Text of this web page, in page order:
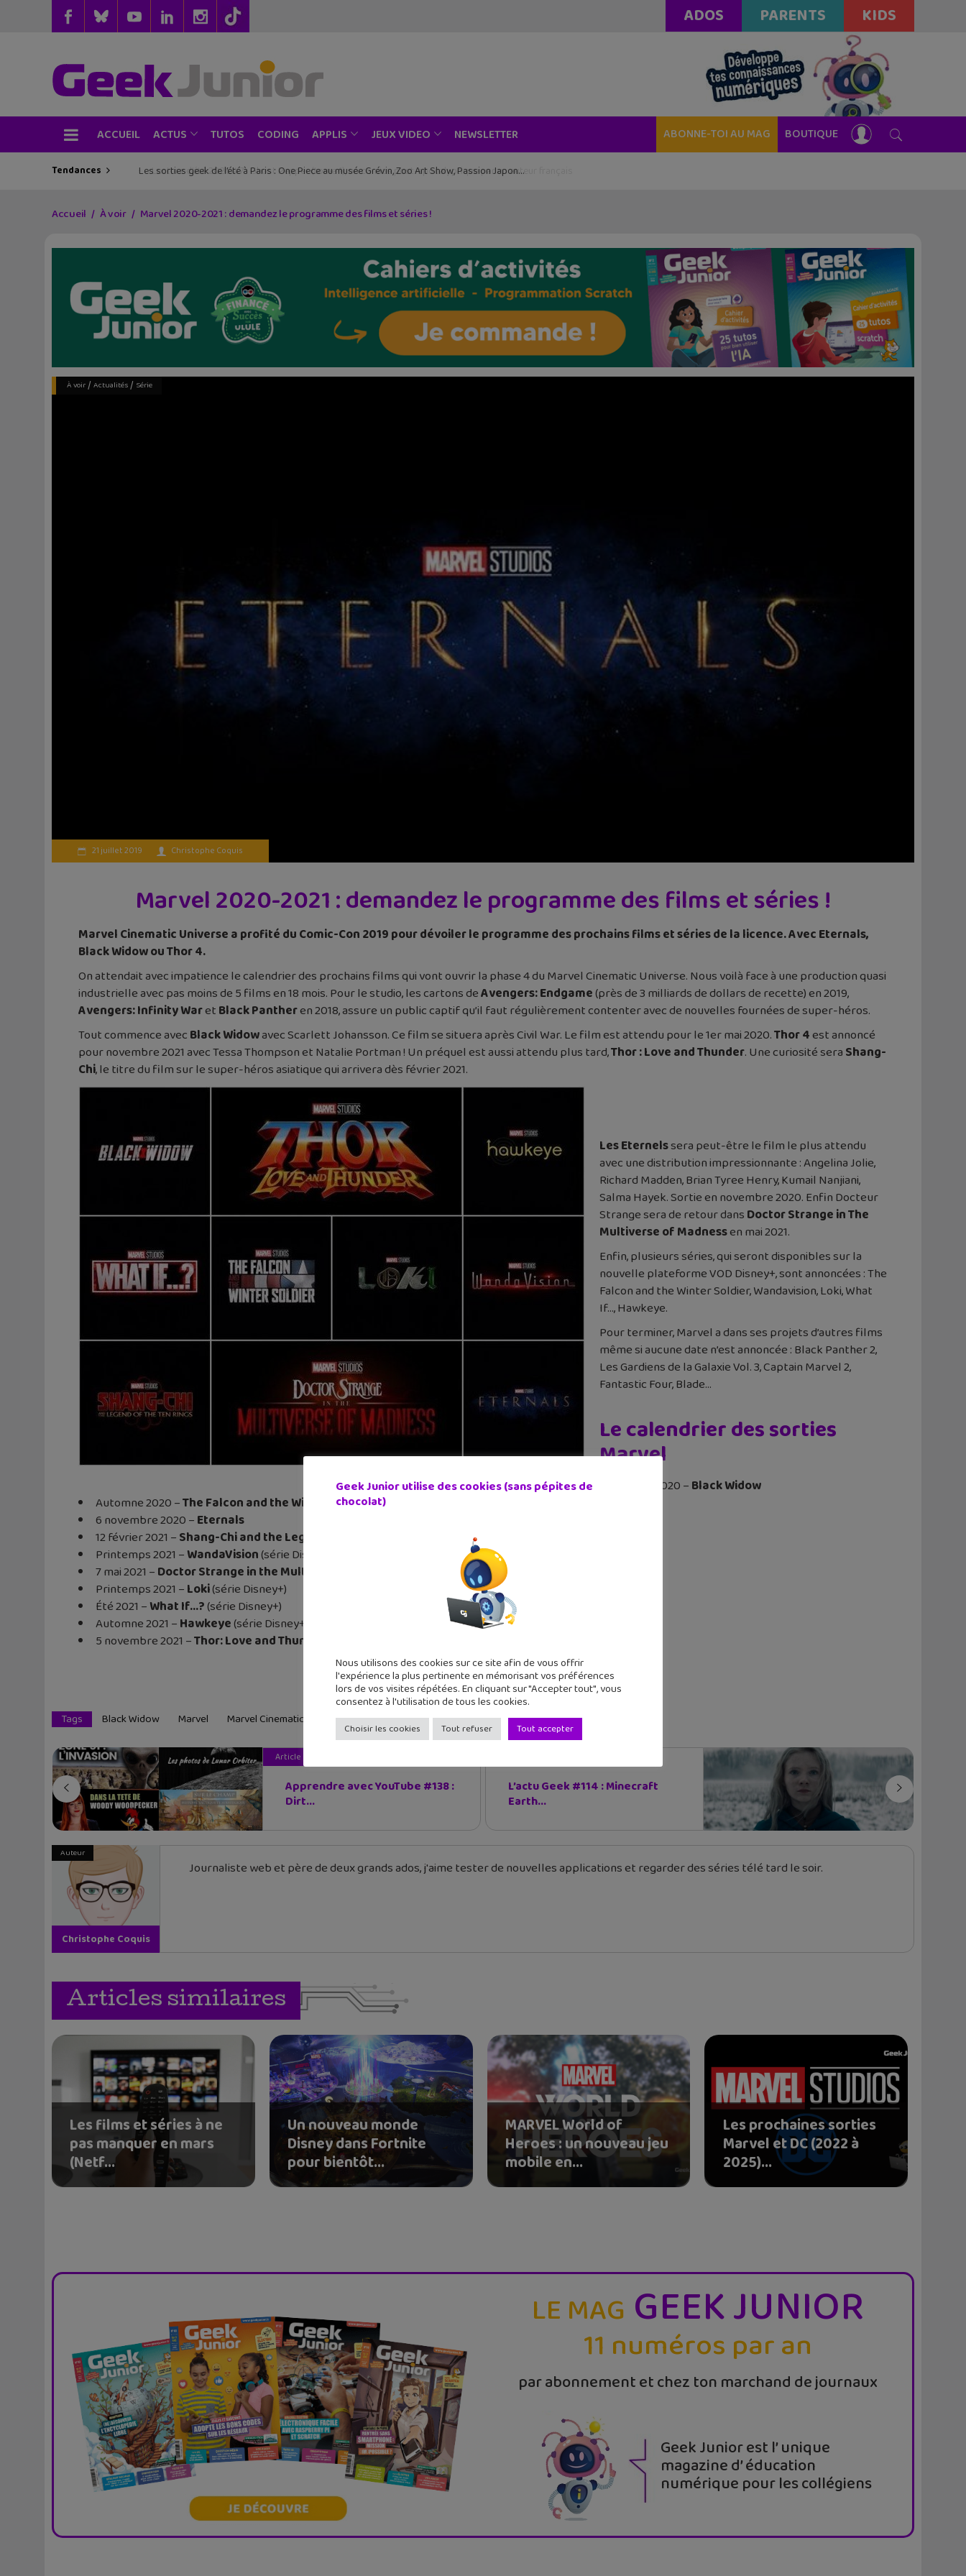
ADOS PARENTS KIDS
ACCUEIL ACTUS TUTOS CODING APPLIS JEUX VIDEO NEWSLETTER ABONNE-TOI AU MAG BOUTIQUE
Tendances Les sorties geek de l’été à Paris : One Piece au musée Grévin, Zoo Art Show, Passion Japon…
Accueil À voir Marvel 2020-2021 : demandez le programme des films et séries !
À voir/ Actualités/ Série
21 juillet 2019 Christophe Coquis
Marvel 2020-2021 : demandez le programme des films et séries !
Marvel Cinematic Universe a profité du Comic-Con 2019 pour dévoiler le programme des prochains films et séries de la licence. Avec Eternals,
Black Widow ou Thor 4.
On attendait avec impatience le calendrier des prochains films qui vont ouvrir la phase 4 du Marvel Cinematic Universe. Nous voilà face à une production quasi
industrielle avec pas moins de 5 films en 18 mois. Pour le studio, les cartons deAvengers: Endgame(près de 3 milliards de dollars de recette) en 2019,
Avengers: Infinity WaretBlack Pantheren 2018, assure un public captif qu’il faut régulièrement contenter avec de nouvelles fournées de super-héros.
Tout commence avecBlack Widowavec Scarlett Johansson. Ce film se situera après Civil War. Le film est attendu pour le 1er mai 2020.Thor 4est annoncé
pour novembre 2021 avec Tessa Thompson et Natalie Portman ! Un préquel est aussi attendu plus tard,Thor : Love and Thunder. Une curiosité seraShang-
Chi, le titre du film sur le super-héros asiatique qui arrivera dès février 2021.
Les Eternelssera peut-être le film le plus attendu
avec une distribution impressionnante : Angelina Jolie,
Richard Madden, Brian Tyree Henry, Kumail Nanjiani,
Salma Hayek. Sortie en novembre 2020. Enfin Docteur
Strange sera de retour dansDoctor Strange in The
Multiverse of Madnessen mai 2021.
Enfin, plusieurs séries, qui seront disponibles sur la
nouvelle plateforme VOD Disney+, sont annoncées : The
Falcon and the Winter Soldier, Wandavision, Loki, What
If…, Hawkeye.
Pour terminer, Marvel a dans ses projets d’autres films
même si aucune date n’est annoncée : Black Panther 2,
Les Gardiens de la Galaxie Vol. 3, Captain Marvel 2,
Fantastic Four, Blade…
Le calendrier des sorties
Marvel
1er mai 2020 –Black Widow
Automne 2020 –The Falcon and the Winter Soldier(série Disney+)
6 novembre 2020 –Eternals
12 février 2021 –Shang-Chi and the Legend of the Ten Rings
Printemps 2021 –WandaVision(série Disney+)
7 mai 2021 –Doctor Strange in the Multiverse of Madness
Printemps 2021 –Loki(série Disney+)
Été 2021 –What If…?(série Disney+)
Automne 2021 –Hawkeye(série Disney+)
5 novembre 2021 –Thor: Love and Thunder
Tags Black Widow Marvel Marvel Cinematic Universe
Article précédent
Apprendre avec YouTube #138 :
Dirt...
L’actu Geek #114 : Minecraft
Earth...
Auteur
Christophe Coquis
Journaliste web et père de deux grands ados, j'aime tester de nouvelles applications et regarder des séries télé tard le soir.
Articles similaires
Les films et séries à ne
pas manquer en mars
(Netf...
Un nouveau monde
Disney dans Fortnite
pour bientôt...
MARVEL World of
Heroes : un nouveau jeu
mobile en...
Les prochaines sorties
Marvel et DC (2022 à
2025)...
LE MAG GEEK JUNIOR
11 numéros par an
par abonnement et chez ton marchand de journaux
Geek Junior est l’ unique
magazine d’ éducation
numérique pour les collégiens
Geek Junior utilise des cookies (sans pépites de
chocolat)
Nous utilisons des cookies sur ce site afin de vous offrir
l'expérience la plus pertinente en mémorisant vos préférences
lors de vos visites répétées. En cliquant sur "Accepter tout", vous
consentez à l'utilisation de tous les cookies.
Choisir les cookies Tout refuser Tout accepter